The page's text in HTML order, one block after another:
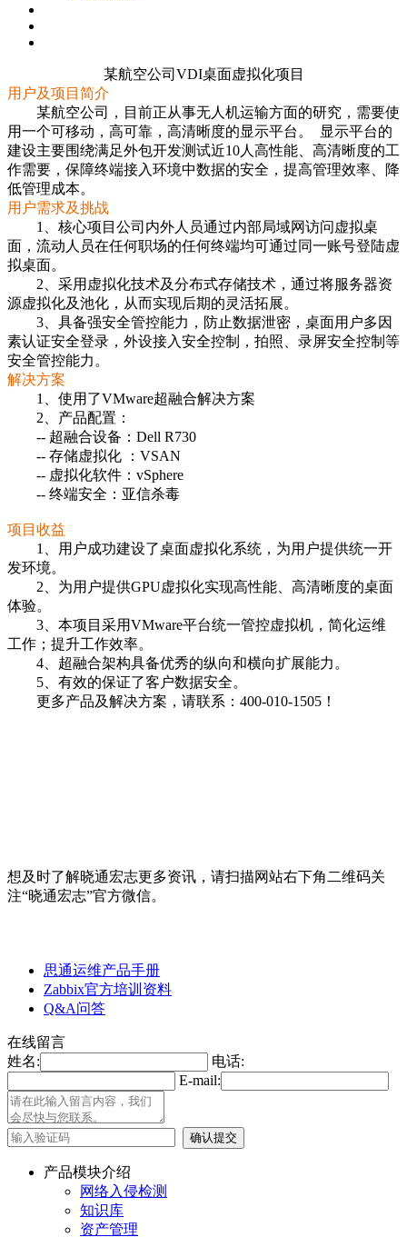
某航空公司VDI桌面虚拟化项目
用户及项目简介
某航空公司，目前正从事无人机运输方面的研究，需要使
用一个可移动，高可靠，高清晰度的显示平台。 显示平台的
建设主要围绕满足外包开发测试近10人高性能、高清晰度的工
作需要，保障终端接入环境中数据的安全，提高管理效率、降
低管理成本。
用户需求及挑战
1、核心项目公司内外人员通过内部局域网访问虚拟桌
面，流动人员在任何职场的任何终端均可通过同一账号登陆虚
拟桌面。
2、采用虚拟化技术及分布式存储技术，通过将服务器资
源虚拟化及池化，从而实现后期的灵活拓展。
3、具备强安全管控能力，防止数据泄密，桌面用户多因
素认证安全登录，外设接入安全控制，拍照、录屏安全控制等
安全管控能力。
解决方案
1、使用了VMware超融合解决方案
2、产品配置：
-- 超融合设备：Dell R730
-- 存储虚拟化 ：VSAN
-- 虚拟化软件：vSphere
-- 终端安全：亚信杀毒
项目收益
1、用户成功建设了桌面虚拟化系统，为用户提供统一开
发环境。
2、为用户提供GPU虚拟化实现高性能、高清晰度的桌面
体验。
3、本项目采用VMware平台统一管控虚拟机，简化运维
工作；提升工作效率。
4、超融合架构具备优秀的纵向和横向扩展能力。
5、有效的保证了客户数据安全。
更多产品及解决方案，请联系：400-010-1505！
想及时了解晓通宏志更多资讯，请扫描网站右下角二维码关
注“晓通宏志”官方微信。
思通运维产品手册
Zabbix官方培训资料
Q&A问答
在线留言
姓名:
电话:
E-mail:
产品模块介绍
网络入侵检测
知识库
资产管理